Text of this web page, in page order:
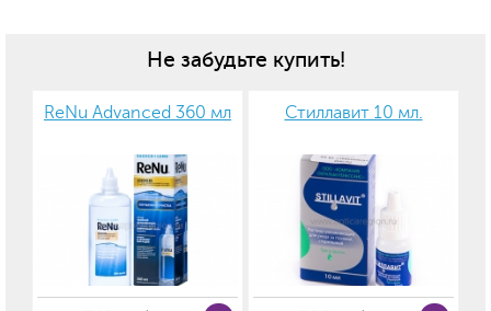
Не забудьте купить!
ReNu Advanced 360 мл Стиллавит 10 мл.